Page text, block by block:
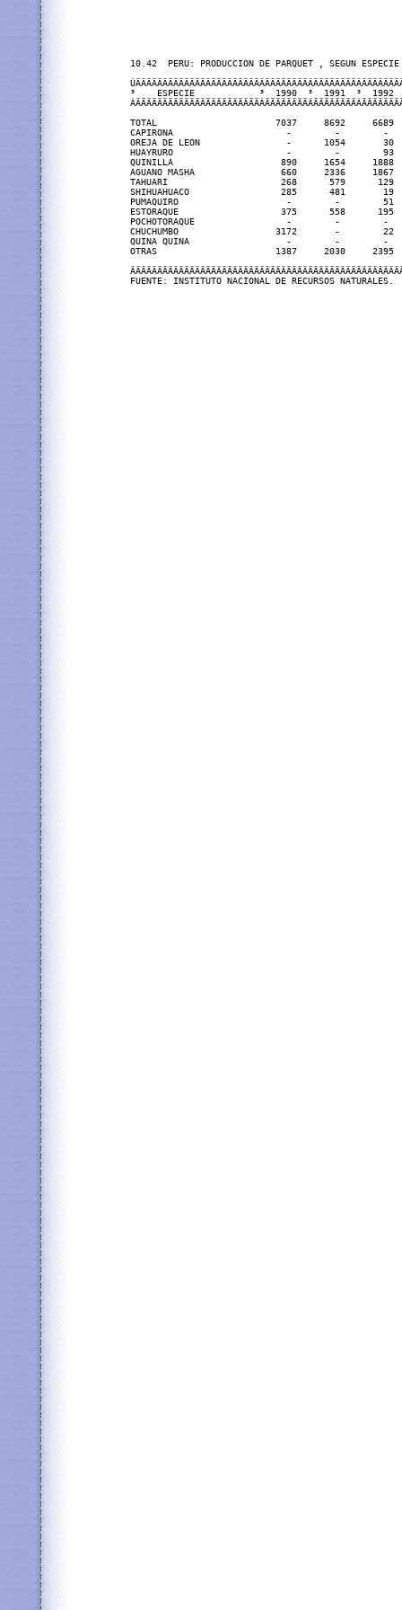
10.42  PERU: PRODUCCION DE PARQUET , SEGUN
³    ESPECIE            ³  1990  ³  1991  ³  1992
TOTAL                      7037     8692     6689
CAPIRONA                     -        -        -
OREJA DE LEON                -      1054
HUAYRURO                     -        -
QUINILLA                    890     1654     1888
AGUANO MASHA                660     2336
TAHUARI                     268      579      129
SHIHUAHUACO                 285      481
PUMAQUIRO                    -        -
ESTORAQUE                   375      558
POCHOTORAQUE                 -        -        -
CHUCHUMBO                  3172       -
QUINA QUINA                  -        -        -
OTRAS                      1387     2030     2395